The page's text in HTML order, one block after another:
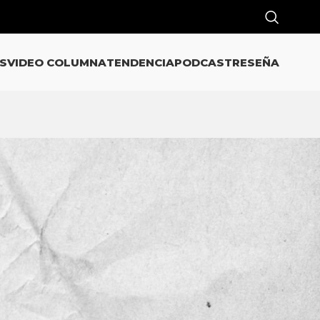
VIDEO COLUMNATENDENCIAPODCASTRESEÑA